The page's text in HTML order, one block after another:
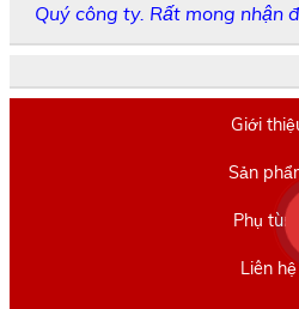
Quý công ty. Rất mong nhận
Giới
Sản
Phụ
Liên hệ